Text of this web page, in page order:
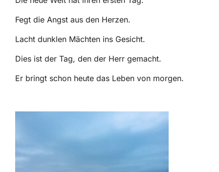
Fegt die Angst aus den Herzen.
Lacht dunklen Mächten ins Gesicht.
Dies ist der Tag, den der Herr gemacht.
Er bringt schon heute das Leben von morgen.